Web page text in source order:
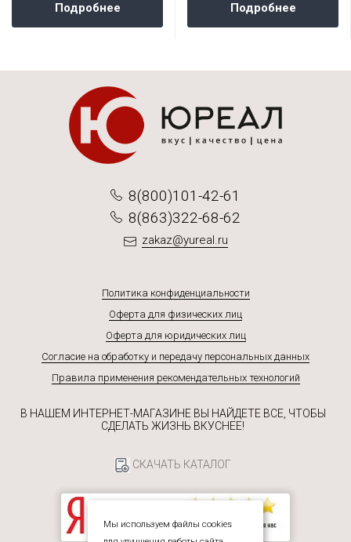
Подробнее Подробнее
8(800)101-42-61
8(863)322-68-62
zakaz@yureal.ru
Политика конфиденциальности
Оферта для физических лиц
Оферта для юридических лиц
Согласие на обработку и передачу персональных данных
Правила применения рекомендательных технологий
В НАШЕМ ИНТЕРНЕТ-МАГАЗИНЕ ВЫ НАЙДЕТЕ ВСЕ, ЧТОБЫ
СДЕЛАТЬ ЖИЗНЬ ВКУСНЕЕ!
СКАЧАТЬ КАТАЛОГ
Мы используем файлы cookies